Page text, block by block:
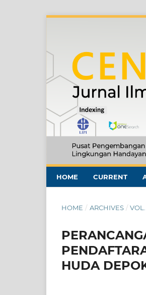
HOME CURRENT
HOME / ARCHIVES /
HUDA